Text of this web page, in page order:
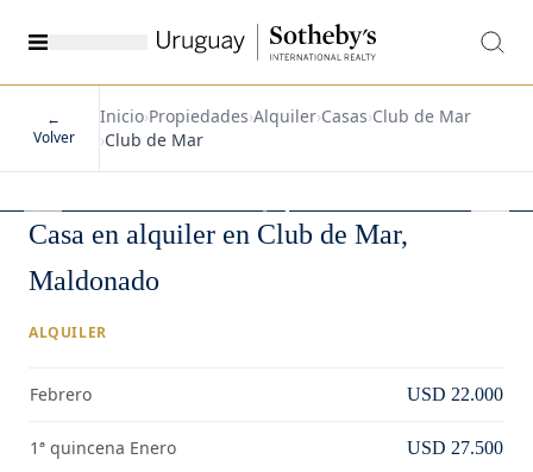
←
Volver
Inicio›Propiedades›Alquiler›Casas›Club de Mar
›Club de Mar
1/14
Casa en alquiler en Club de Mar,
Maldonado
ALQUILER
Febrero USD 22.000
1ª quincena Enero USD 27.500